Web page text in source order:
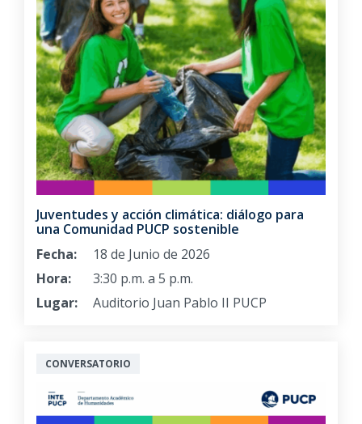
Juventudes y acción climática: diálogo para
una Comunidad PUCP sostenible
Fecha:
18 de Junio de 2026
Hora:
3:30 p.m. a 5 p.m.
Lugar:
Auditorio Juan Pablo II PUCP
CONVERSATORIO